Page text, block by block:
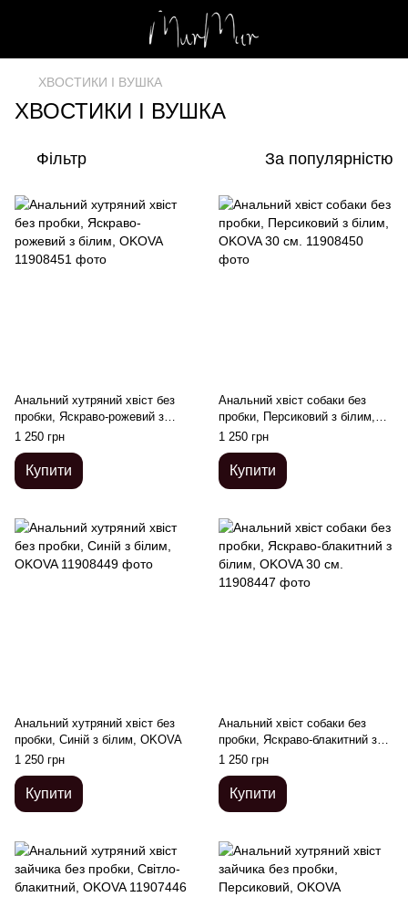
ХВОСТИКИ І ВУШКА
ХВОСТИКИ І ВУШКА
Фільтр За популярністю
Анальний хутряний хвіст без
пробки, Яскраво-рожевий з
білим, OKOVA
1 250 грн
Купити
Анальний хвіст собаки без
пробки, Персиковий з білим,
OKOVA 30 см.
1 250 грн
Купити
Анальний хутряний хвіст без
пробки, Синій з білим, OKOVA
1 250 грн
Купити
Анальний хвіст собаки без
пробки, Яскраво-блакитний з
білим, OKOVA 30 см.
1 250 грн
Купити